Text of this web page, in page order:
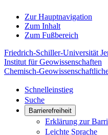
Zur Hauptnavigation
Zum Inhalt
Zum Fußbereich
Friedrich-Schiller-Universität
Institut für Geowissenschaften
Chemisch-
Schnelleinstieg
Suche
Barrierefreiheit
Erklärung zur
Leichte Sprache